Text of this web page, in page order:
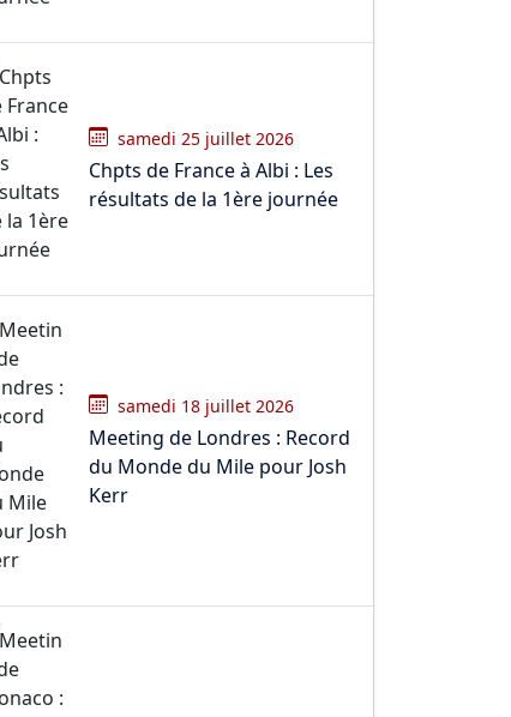
samedi 25 juillet 2026
Chpts de France à Albi : Les
résultats de la 1ère journée
samedi 18 juillet 2026
Meeting de Londres : Record
du Monde du Mile pour Josh
Kerr